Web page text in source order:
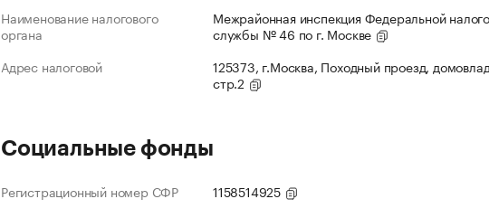
Наименование налогового
органа
Межрайонная инспекция Федеральной
службы № 46 по г. Москве
Адрес налоговой
125373, г.Москва, Походный проезд,
стр.2
Социальные фонды
Регистрационный номер СФР 1158514925